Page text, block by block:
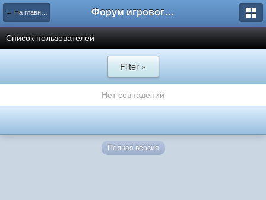
← На главную Форум игрового проекта Riverrise
Список пользователей
Filter »
Нет совпадений
Полная версия